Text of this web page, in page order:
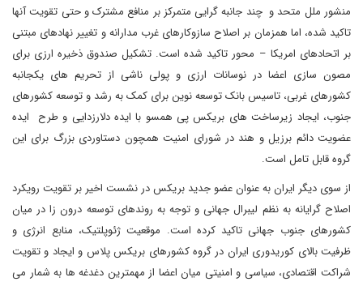
منشور ملل متحد و چند جانبه گرایی متمرکز بر منافع مشترک و حتی تقویت آنها
تاکید شده، اما همزمان بر اصلاح سازوکارهای غرب مدارانه و تغییر نهادهای مبتنی
بر اتحادهای امریکا – محور تاکید شده است. تشکیل صندوق ذخیره ارزی برای
مصون سازی اعضا در نوسانات ارزی و پولی ناشی از تحریم های یکجانبه
کشورهای غربی، تاسیس بانک توسعه نوین برای کمک به رشد و توسعه کشورهای
جنوب، ایجاد زیرساخت های بریکس پی همسو با ایده دلارزدایی و طرح ایده
عضویت دائم برزیل و هند در شورای امنیت همچون دستاوردی بزرگ برای این
گروه قابل تامل است.
از سوی دیگر ایران به عنوان عضو جدید بریکس در نشست اخیر بر تقویت رویکرد
اصلاح گرایانه به نظم لیبرال جهانی و توجه به روندهای توسعه درون زا در میان
کشورهای جنوب جهانی تاکید کرده است. موقعیت ژئوپلتیک، منابع انرژی و
ظرفیت بالای کوریدوری ایران در گروه کشورهای بریکس پلاس و ایجاد و تقویت
شراکت اقتصادی، سیاسی و امنیتی میان اعضا از مهمترین دغدغه ها به شمار می